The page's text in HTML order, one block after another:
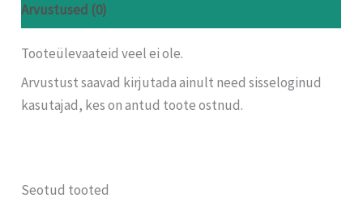
Arvustused (0)
Tooteülevaateid veel ei ole.
Arvustust saavad kirjutada ainult need sisseloginud
kasutajad, kes on antud toote ostnud.
Seotud tooted